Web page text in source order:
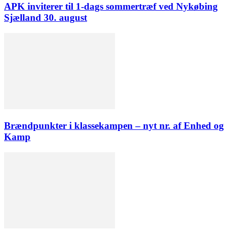
APK inviterer til 1-dags sommertræf ved Nykøbing
Sjælland 30. august
Brændpunkter i klassekampen – nyt nr. af Enhed og
Kamp